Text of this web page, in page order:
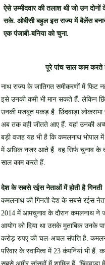
ऐसे उम्मीदवार की तलाश थी जो उन
सके. ओबीसी बहुल इस राज्य में बैलेंस
एक पंजाबी-बनिया को चुना.
पूरे पांच साल काम करते
नाथ राज्य के जातिगत समीकरणों में फिट
इसे उनकी कमी भी मान सकते हैं. लेकिन
उनकी मजबूत पकड़ है. छिंदवाड़ा लोकसभा
अब तक वही जीतते आए हैं. यहां उनकी
बड़ी वजह यह भी है कि कमलनाथ भोपाल
में अधिक नजर आते हैं. वह सिर्फ चुनाव के
साल काम करते हैं.
देश के सबसे रईस नेताओं में होती है गिनती
कमलनाथ की गिनती देश के सबसे रईस
2014 में आमचुनाव के दौरान कमलनाथ ने
आयोग को दिया था उसके मुताबिक उनके
करोड़ रुपए की चल-अचल संपत्ति है.
परिवार के स्वामित्व में 23 कंपनियां भी